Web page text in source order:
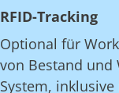
RFID-Tracking
Optional für
von Bestand und
System,